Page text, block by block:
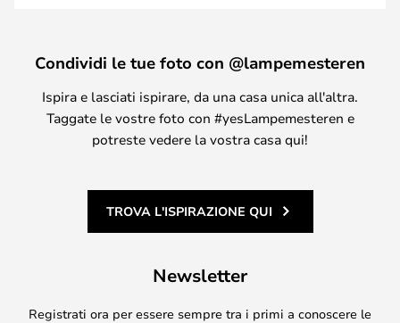
Condividi le tue foto con @lampemesteren
Ispira e lasciati ispirare, da una casa unica all'altra.
Taggate le vostre foto con #yesLampemesteren e
potreste vedere la vostra casa qui!
TROVA L'ISPIRAZIONE QUI
Newsletter
Registrati ora per essere sempre tra i primi a conoscere le